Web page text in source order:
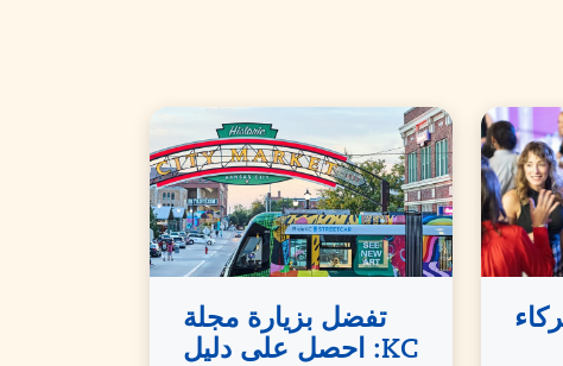
تفضل بزيارة مجلة
KC: احصل على دليل